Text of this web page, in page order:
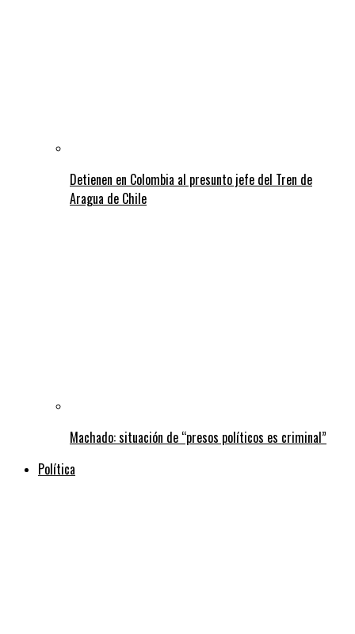
Detienen en Colombia al presunto jefe del Tren de
Aragua de Chile
Machado: situación de “presos políticos es criminal”
Política